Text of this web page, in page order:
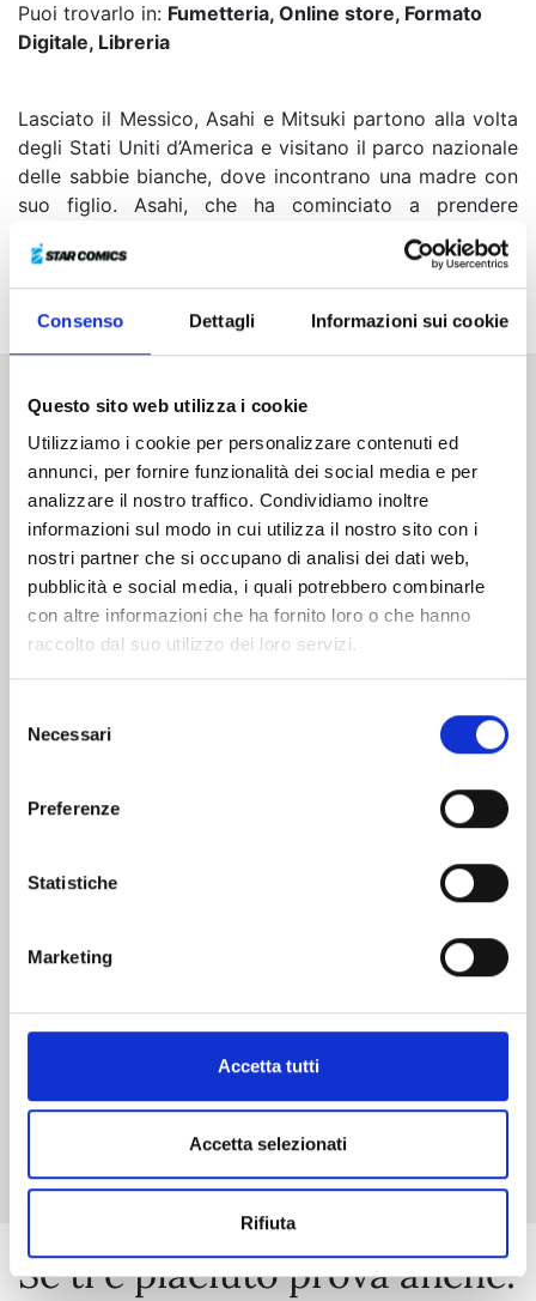
Consenso Dettagli Informazioni sui cookie
Questo sito web utilizza i cookie
Utilizziamo i cookie per personalizzare contenuti ed
annunci, per fornire funzionalità dei social media e per
analizzare il nostro traffico. Condividiamo inoltre
informazioni sul modo in cui utilizza il nostro sito con i
nostri partner che si occupano di analisi dei dati web,
pubblicità e social media, i quali potrebbero combinarle
con altre informazioni che ha fornito loro o che hanno
raccolto dal suo utilizzo dei loro servizi.
delNecessari
Preferenze
Statistiche
Marketing
Accetta tutti
Accetta selezionati
Rifiuta
Puoi trovarlo in: Fumetteria, Online store, Formato
Digitale, Libreria
Lasciato il Messico, Asahi e Mitsuki partono alla volta
degli Stati Uniti d’America e visitano il parco nazionale
delle sabbie bianche, dove incontrano una madre con
suo figlio. Asahi, che ha cominciato a prendere
coscienza del fatto che sta per sposarsi, entra in crisi
nel vedere quanto sia felice Mitsuki quando è con i
bambini...
Altri volumi della serie
Se ti è piaciuto prova anche: